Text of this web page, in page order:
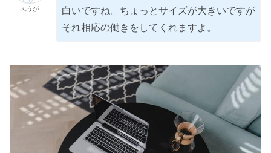
ふうが
白いですね。ちょっとサイズが大きいですが
それ相応の働きをしてくれますよ。